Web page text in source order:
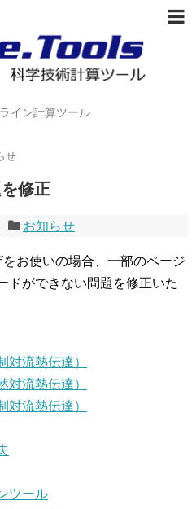
イン計算ツール
せ
修正
お知らせ
お使いの場合、一部のページ
ドができない問題を修正いた
対流熱伝達）
対流熱伝達）
対流熱伝達）
ツール